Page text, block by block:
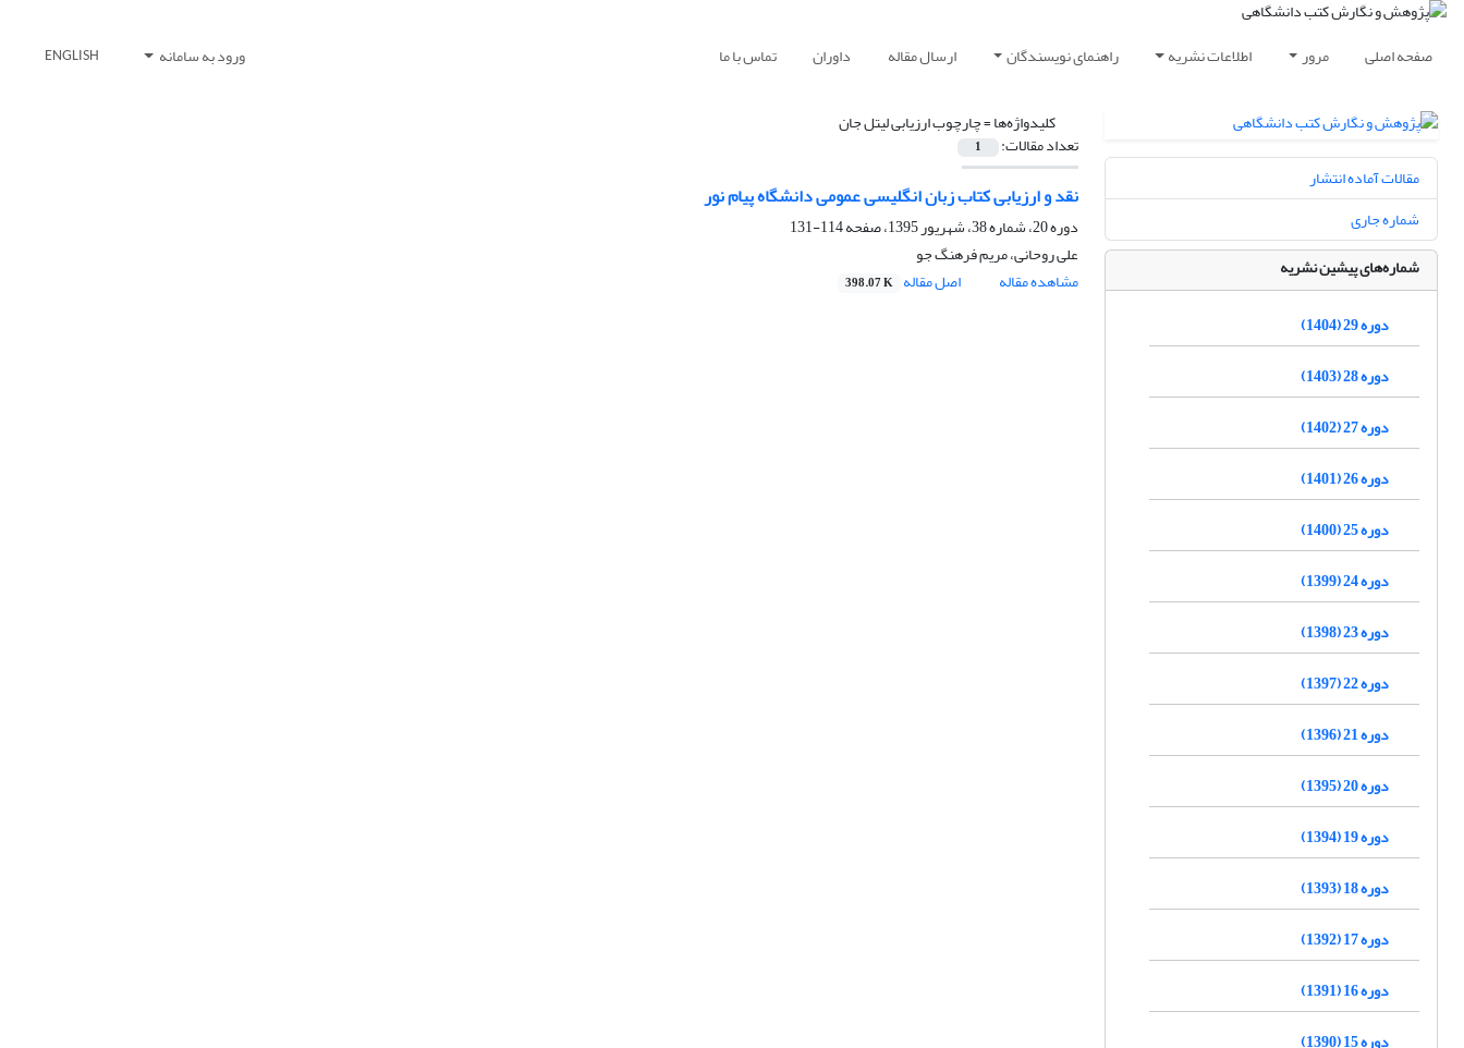
صفحه اصلی مرور اطلاعات نشریه راهنمای نویسندگان ارسال مقاله داوران تماس با ما ورود به سامانه ENGLISH
کلیدواژه‌ها =چارچوب ارزیابی لیتل جان
تعداد مقالات: 1
نقد و ارزیابی کتاب زبان انگلیسی عمومی دانشگاه پیام نور
دوره 20، شماره 38، شهریور 1395، صفحه
114-131
علی روحانی، مریم فرهنگ جو
مشاهده مقاله
اصل مقاله 398.07 K
مقالات آماده انتشار
شماره جاری
شماره‌های پیشین نشریه
دوره 29 (1404)
دوره 28 (1403)
دوره 27 (1402)
دوره 26 (1401)
دوره 25 (1400)
دوره 24 (1399)
دوره 23 (1398)
دوره 22 (1397)
دوره 21 (1396)
دوره 20 (1395)
دوره 19 (1394)
دوره 18 (1393)
دوره 17 (1392)
دوره 16 (1391)
دوره 15 (1390)